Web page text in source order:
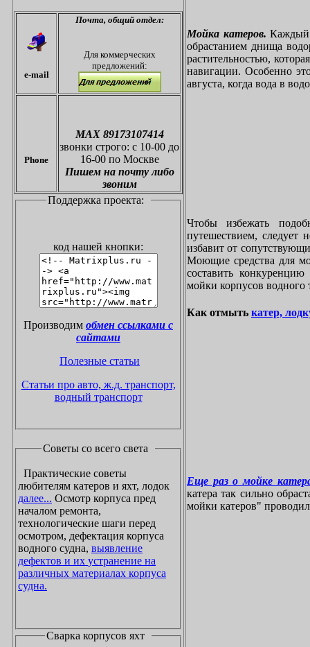
e-mail
Почта, общий отдел:
Для коммерческих
предложений:
Phone
МАХ 89173107414
звонки строго: с 10-00 до
16-00 по Москве
Пишем на почту либо
звоним
Поддержка проекта:
код нашей кнопки:
Производим обмен ссылками с
сайтами
Полезные статьи
Статьи про авто, ж.д. транспорт,
водный транспорт
Советы со всего света
Практические советы
любителям катеров и яхт, лодок
далее... Осмотр корпуса пред
началом ремонта,
технологические шаги перед
осмотром, дефектация корпуса
водного судна, выявление
дефектов и их устранение на
различных материалах корпуса
судна.
Сварка корпусов яхт
Мойка катеров. Каждый
обрастанием днища
растительностью,
навигации. Особенно
августа, когда вода в
Чтобы избежать
путешествием, следует
избавит от
Моющие средства для
составить
мойки корпусов водного
Как отмыть катер,
Еще раз о мойке
катера так сильно
мойки катеров"